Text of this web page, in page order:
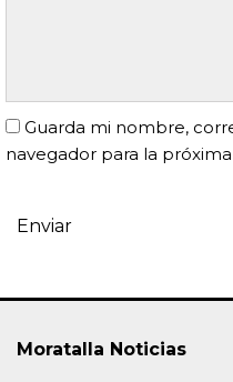
Guarda mi nombre,
navegador para la
Moratalla Noticias